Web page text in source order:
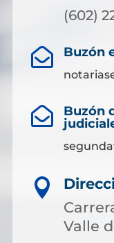
(602)
 Buzón

Buzón

Valle